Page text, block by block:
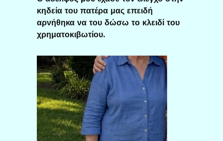
κηδεία του πατέρα μας επειδή
αρνήθηκα να του δώσω το κλειδί του
χρηματοκιβωτίου.